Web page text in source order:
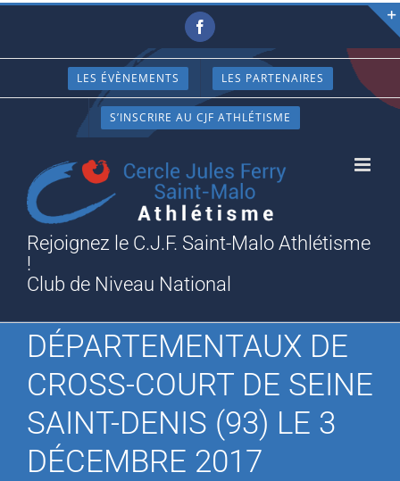
Passer
contenu
Facebook
LES ÉVÈNEMENTS LES PARTENAIRES
S’INSCRIRE AU CJF ATHLÉTISME
Rejoignez le C.J.F. Saint-Malo Athlétisme
!
Club de Niveau National
DÉPARTEMENTAUX DE
CROSS-COURT DE SEINE
SAINT-DENIS (93) LE 3
DÉCEMBRE 2017